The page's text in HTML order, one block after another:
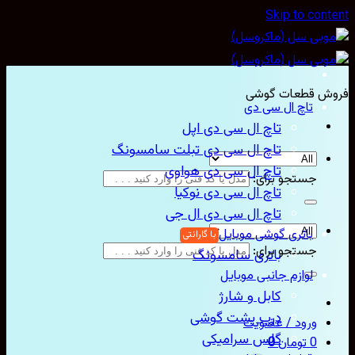
Skip to
قطعات گوشی
جستجو برای:
جستجو برای:
ورود / عضویت
تومان0
تاچ ال سی دی
تاچ ال سی دی اپل
تاچ ال سی دی تبلت سامسونگ
تاچ ال سی دی هواوی
تاچ ال سی دی نوکیا
تاچ ال سی دی ال جی
باتری گوشی موبایل
باتری سامسونگ
لوازم جانبی موبایل
کابل و شارژ
درب پشت گوشی
گلس سرامیکی